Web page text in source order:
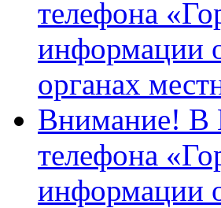
телефона
информации
органах
Внимание! В
телефона
информации